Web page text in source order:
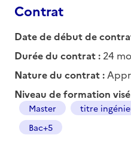
Contrat
Date de début de
Durée du contrat : 24
Nature du contrat :
Niveau de formation
Master titre
Bac+5